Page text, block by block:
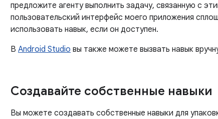
предложите агенту выполнить задачу, связанную с
пользовательский интерфейс моего приложения
использовать навык, если он доступен.
В Android Studio вы также можете вызвать навык
Создавайте собственные навыки
Вы можете создавать собственные навыки для